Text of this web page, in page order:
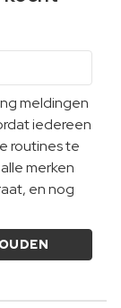
meldingen
iedereen
routines te
merken
en nog